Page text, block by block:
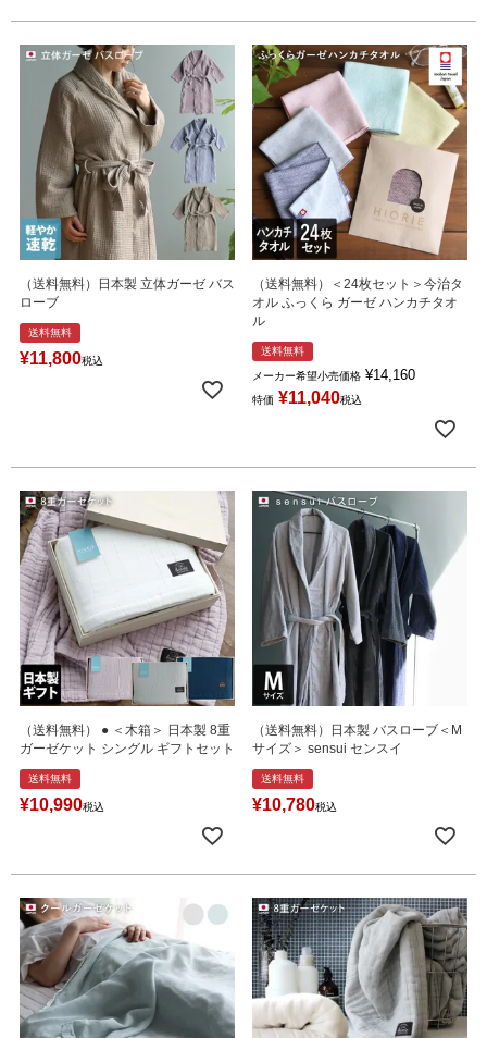
（送料無料）日本製 立体ガーゼ バス
ローブ
送料無料
¥11,800税込
（送料無料）＜24枚セット＞今治タ
オル ふっくら ガーゼ ハンカチタオ
ル
送料無料
メーカー希望小売価格 ¥14,160
特価 ¥11,040税込
（送料無料） ● ＜木箱＞ 日本製 8重
ガーゼケット シングル ギフトセット
送料無料
¥10,990税込
（送料無料）日本製 バスローブ＜M
サイズ＞ sensui センスイ
送料無料
¥10,780税込